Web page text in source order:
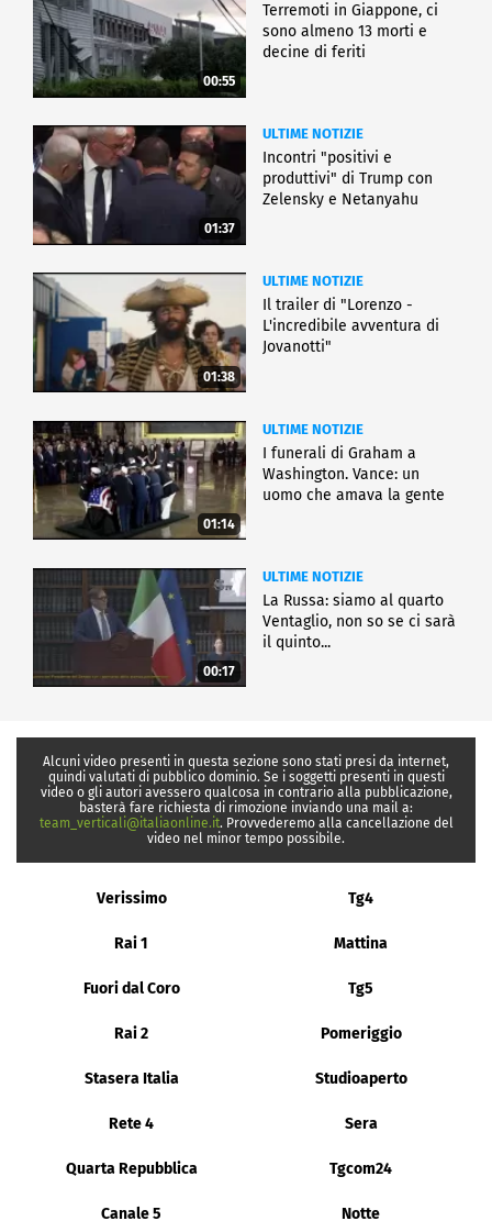
00:55
Terremoti in Giappone, ci
sono almeno 13 morti e
decine di feriti
01:37
ULTIME NOTIZIE
Incontri "positivi e
produttivi" di Trump con
Zelensky e Netanyahu
01:38
ULTIME NOTIZIE
Il trailer di "Lorenzo -
L'incredibile avventura di
Jovanotti"
01:14
ULTIME NOTIZIE
I funerali di Graham a
Washington. Vance: un
uomo che amava la gente
00:17
ULTIME NOTIZIE
La Russa: siamo al quarto
Ventaglio, non so se ci sarà
il quinto...
Alcuni video presenti in questa sezione sono stati presi da internet,
quindi valutati di pubblico dominio. Se i soggetti presenti in questi
video o gli autori avessero qualcosa in contrario alla pubblicazione,
basterà fare richiesta di rimozione inviando una mail a:
team_verticali@italiaonline.it. Provvederemo alla cancellazione del
video nel minor tempo possibile.
Verissimo Tg4
Rai 1 Mattina
Fuori dal Coro Tg5
Rai 2 Pomeriggio
Stasera Italia Studioaperto
Rete 4 Sera
Quarta Repubblica Tgcom24
Canale 5 Notte